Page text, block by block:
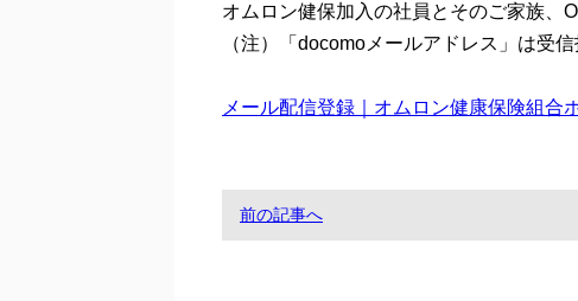
オムロン健保加入の社員とそのご家族、
（注）「docomoメールアドレス」は受
メール配信登録｜オムロン健康保険組合
前の記事へ